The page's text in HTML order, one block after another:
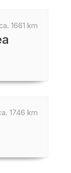
ca. 1661 km
1746 km